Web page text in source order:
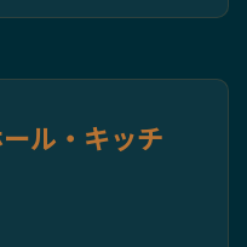
ル・キッチ